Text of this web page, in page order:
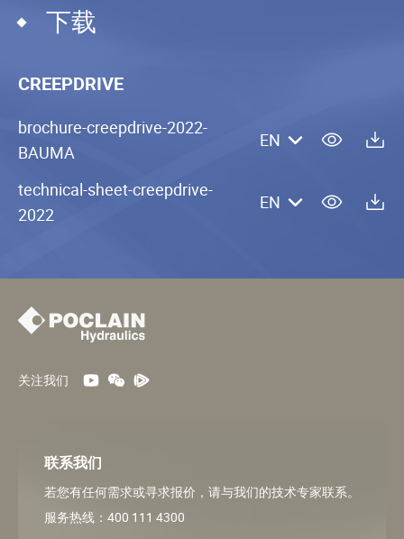
下载
CREEPDRIVE
brochure-creepdrive-2022-
BAUMA
EN
technical-sheet-creepdrive-
2022
EN
关注我们
联系我们
若您有任何需求或寻求报价，请与我们的技术专家联系。
服务热线：400 111 4300